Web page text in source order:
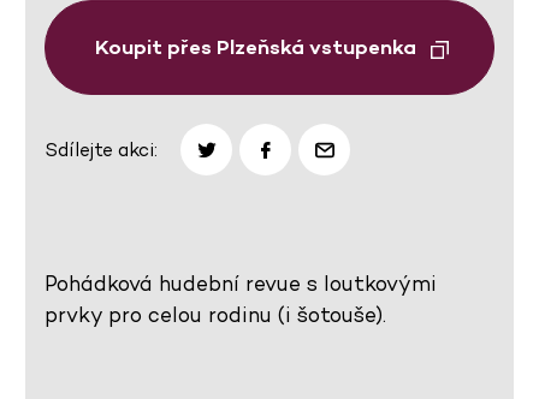
Koupit přes Plzeňská vstupenka
Sdílejte akci:
Pohádková hudební revue s loutkovými
prvky pro celou rodinu (i šotouše).